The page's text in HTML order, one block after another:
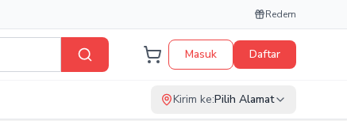
Redem
Masuk Daftar
Kirim ke:Pilih Alamat